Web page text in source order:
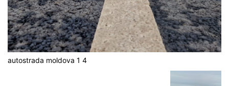
autostrada moldova 1 4